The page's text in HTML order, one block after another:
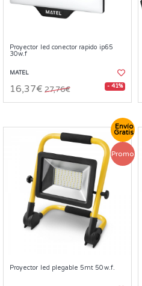
Proyector led conector rapido ip65
30w.f
MATEL
16,37€ 27,76€ - 41%
Envío
Gratis
Promo
Proyector led plegable 5mt 50w.f.